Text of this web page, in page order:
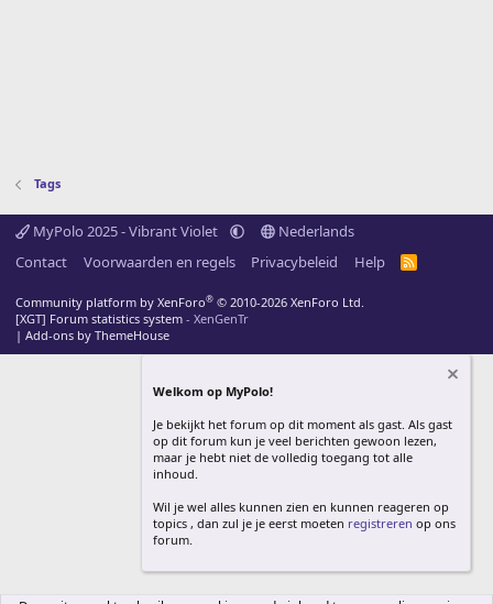
Tags
MyPolo 2025 - Vibrant Violet
Nederlands
Contact
Voorwaarden en regels Privacybeleid Help
R
Community platform by XenForo® © 2010-2026 XenForo Ltd.
[XGT] Forum statistics system - XenGenTr
| Add-ons by ThemeHouse
Welkom op MyPolo!
Je bekijkt het forum op dit moment als gast. Als gast
op dit forum kun je veel berichten gewoon lezen,
maar je hebt niet de volledig toegang tot alle
inhoud.
Wil je wel alles kunnen zien en kunnen reageren op
topics , dan zul je je eerst moeten registreren op ons
forum.